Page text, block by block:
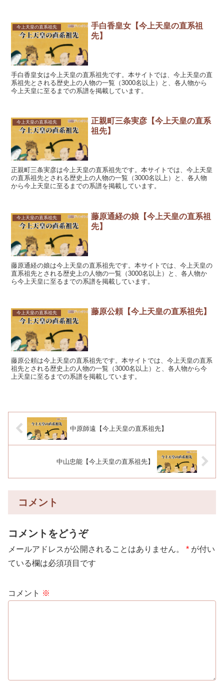
今上天皇の直系祖先
手白香皇女【今上天皇の直系祖
先】
手白香皇女は今上天皇の直系祖先です。本サイトでは、今上天皇の直
系祖先とされる歴史上の人物の一覧（3000名以上）と、各人物から
今上天皇に至るまでの系譜を掲載しています。
今上天皇の直系祖先
正親町三条実彦【今上天皇の直系
祖先】
正親町三条実彦は今上天皇の直系祖先です。本サイトでは、今上天皇
の直系祖先とされる歴史上の人物の一覧（3000名以上）と、各人物
から今上天皇に至るまでの系譜を掲載しています。
今上天皇の直系祖先
藤原通経の娘【今上天皇の直系祖
先】
藤原通経の娘は今上天皇の直系祖先です。本サイトでは、今上天皇の
直系祖先とされる歴史上の人物の一覧（3000名以上）と、各人物か
ら今上天皇に至るまでの系譜を掲載しています。
今上天皇の直系祖先 藤原公頼【今上天皇の直系祖先】
藤原公頼は今上天皇の直系祖先です。本サイトでは、今上天皇の直系
祖先とされる歴史上の人物の一覧（3000名以上）と、各人物から今
上天皇に至るまでの系譜を掲載しています。
中原師遠【今上天皇の直系祖先】
中山忠能【今上天皇の直系祖先】
コメント
コメントをどうぞ
メールアドレスが公開されることはありません。 * が付い
ている欄は必須項目です
コメント ※